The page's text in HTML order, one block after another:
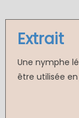
Extrait
Une nymphe
être utilisée